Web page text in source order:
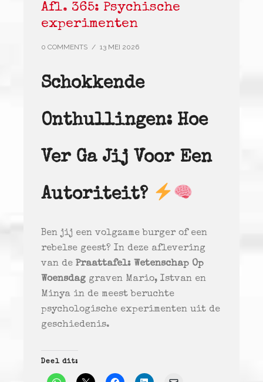
Afl. 365: Psychische
experimenten
0 COMMENTS / 13 MEI 2026
Schokkende
Onthullingen: Hoe
Ver Ga Jij Voor Een
Autoriteit?
Ben jij een volgzame burger of een
rebelse geest? In deze aflevering
van de Praattafel: Wetenschap Op
Woensdag graven Mario, Istvan en
Minya in de meest beruchte
psychologische experimenten uit de
geschiedenis.
Deel dit: